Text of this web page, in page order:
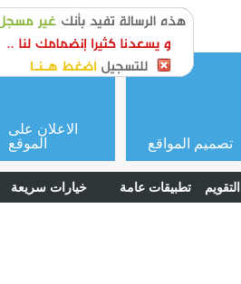
or login
التقويم تطبيقات عامة خيارات سريعة
تصميم المواقع
الاعلان على
الموقع